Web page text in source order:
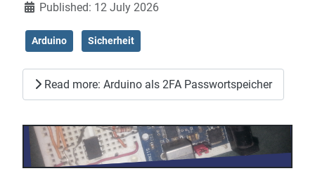
Published: 12 July 2026
Arduino Sicherheit
Read more: Arduino als 2FA Passwortspeicher